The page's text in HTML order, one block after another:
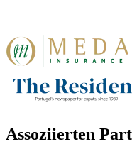
Assoziierten